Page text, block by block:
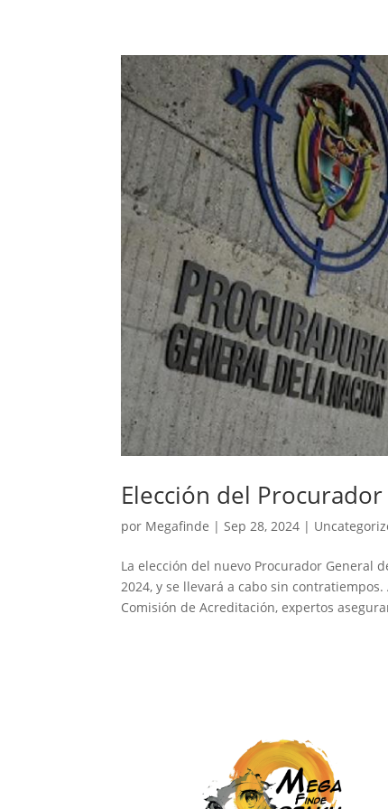
Elección del
por Megafinde |Sep 28, 2024 |
La elección del nuevo Procurador General
2024, y se llevará a cabo sin
Comisión de Acreditación, expertos